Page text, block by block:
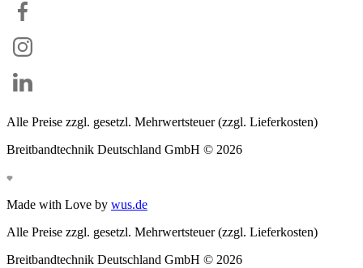
Alle Preise zzgl. gesetzl. Mehrwertsteuer (zzgl. Lieferkosten)
Breitbandtechnik Deutschland GmbH © 2026
Made with Love by wus.de
Alle Preise zzgl. gesetzl. Mehrwertsteuer (zzgl. Lieferkosten)
Breitbandtechnik Deutschland GmbH © 2026